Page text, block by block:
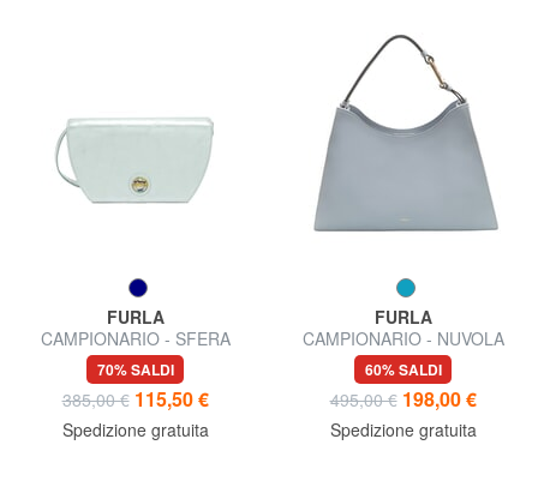
FURLA
CAMPIONARIO - SFERA
Micro Bag a tracolla
70% SALDI
385,00 € 115,50 €
Spedizione gratuita
FURLA
CAMPIONARIO - NUVOLA
Borsa a spalla
60% SALDI
495,00 € 198,00 €
Spedizione gratuita